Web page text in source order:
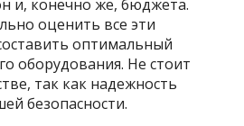
и, конечно же, бюджета.
оценить все эти
оптимальный
оборудования. Не стоит
так как надежность
безопасности.